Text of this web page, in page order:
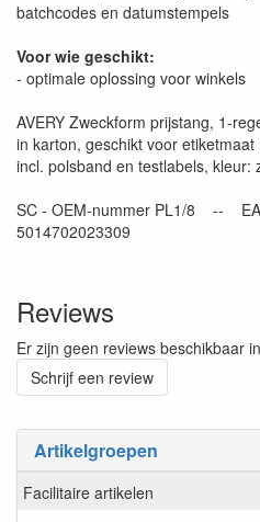
Artikelgroepen
Facilitaire artikelen
batchcodes en datumstempels
Voor wie geschikt:
- optimale oplossing voor winkels
AVERY Zweckform prijstang, 1-
in karton, geschikt voor
incl. polsband en testlabels, kleur:
SC - OEM-nummer PL1/8 --
5014702023309
Reviews
Er zijn geen reviews beschikbaar
Schrijf een review